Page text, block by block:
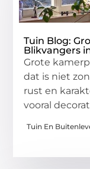
Tuin Blog:
Blikvangers
Grote
dat is niet
rust en
vooral
Tuin En